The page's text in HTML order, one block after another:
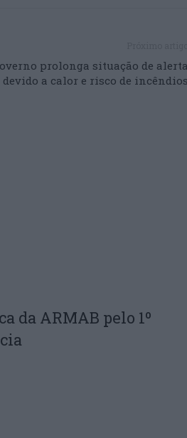
prolonga situação de alerta
devido a calor e risco de incêndios
da ARMAB pelo 1º